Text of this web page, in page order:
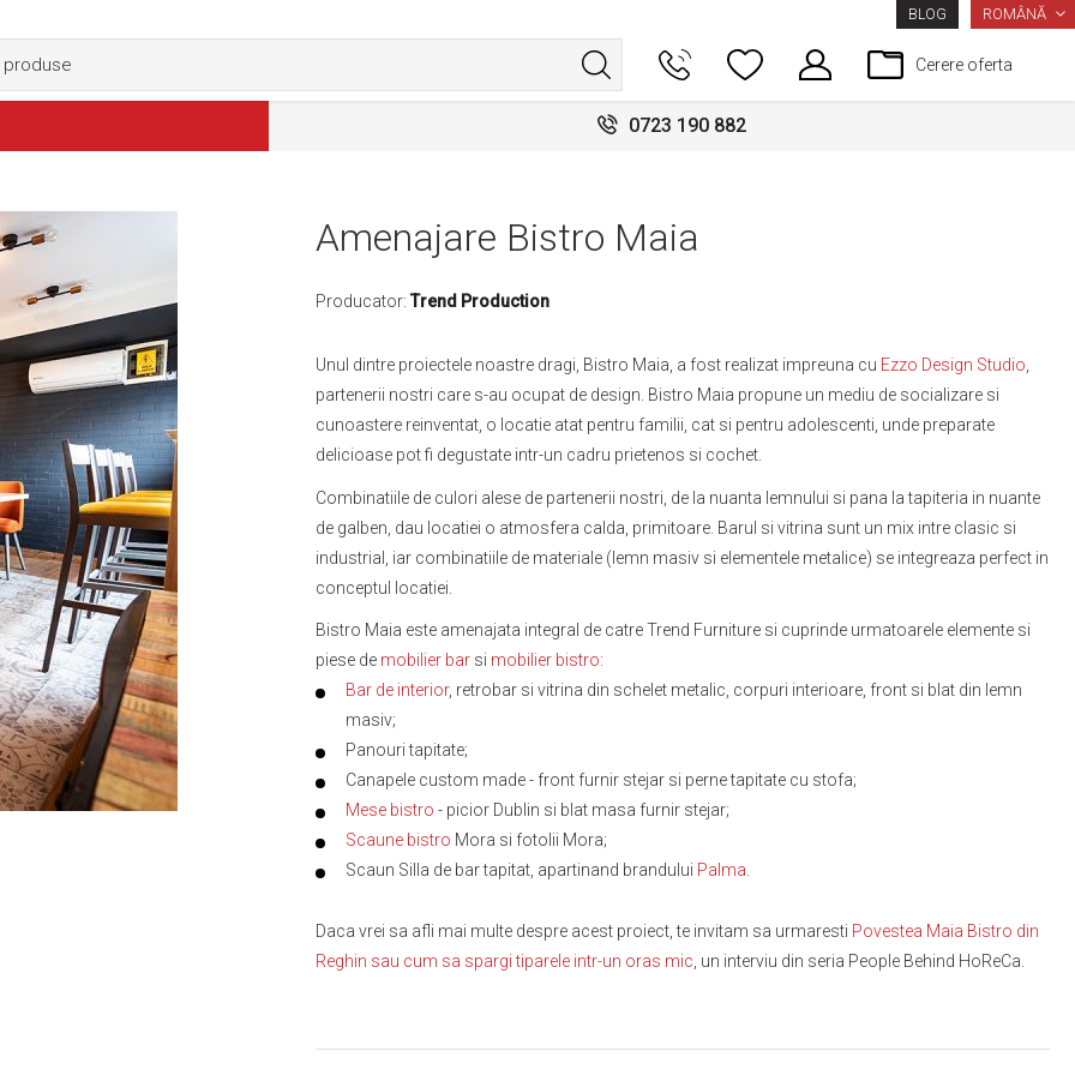
BLOG LIMBA
ROMÂNĂ
Cerere oferta
0723 190 882
Amenajare Bistro Maia
Producator: Trend Production
Unul dintre proiectele noastre dragi, Bistro Maia, a fost realizat impreuna cu Ezzo Design Studio
partenerii nostri care s-au ocupat de design. Bistro Maia propune un mediu de socializare si
cunoastere reinventat, o locatie atat pentru familii, cat si pentru adolescenti, unde preparate
delicioase pot fi degustate intr-un cadru prietenos si cochet.
Combinatiile de culori alese de partenerii nostri, de la nuanta lemnului si pana la tapiteria in nuante
de galben, dau locatiei o atmosfera calda, primitoare. Barul si vitrina sunt un mix intre clasic si
industrial, iar combinatiile de materiale (lemn masiv si elementele metalice) se integreaza perfect in
conceptul locatiei.
Bistro Maia este amenajata integral de catre Trend Furniture si cuprinde urmatoarele elemente si
piese de mobilier bar si mobilier bistro:
Bar de interior, retrobar si vitrina din schelet metalic, corpuri interioare, front si blat din lemn
masiv;
Panouri tapitate;
Canapele custom made - front furnir stejar si perne tapitate cu stofa;
Mese bistro - picior Dublin si blat masa furnir stejar;
Scaune bistro Mora si fotolii Mora;
Scaun Silla de bar tapitat, apartinand brandului Palma
Daca vrei sa afli mai multe despre acest proiect, te invitam sa urmaresti Povestea Maia Bistro din
Reghin sau cum sa spargi tiparele intr-un oras mic, un interviu din seria People Behind HoReCa.